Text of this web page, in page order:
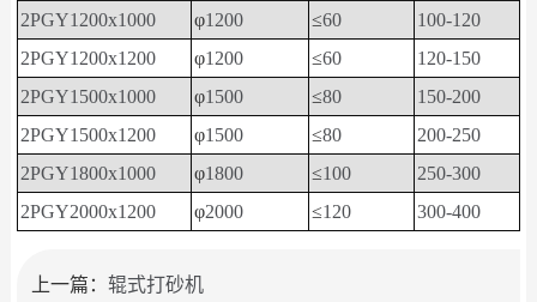
2PGY1200x1000
φ1200 ≤60
100-120
2PGY1200x1200
φ1200 ≤60
120-150
2PGY1500x1000
φ1500 ≤80
150-200
2PGY1500x1200
φ1500 ≤80
200-250
2PGY1800x1000
φ1800 ≤100
250-300
2PGY2000x1200
φ2000 ≤120 300-400
上一篇： 辊式打砂机